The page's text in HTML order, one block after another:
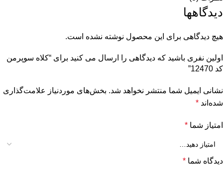
دیدگاهها
هیچ دیدگاهی برای این محصول نوشته نشده است.
اولین نفری باشید که دیدگاهی را ارسال می کنید برای “کلاه سوپرمن
کد 12470”
نشانی ایمیل شما منتشر نخواهد شد. بخش‌های موردنیاز علامت‌گذاری
شده‌اند *
امتیاز شما *
دیدگاه شما *